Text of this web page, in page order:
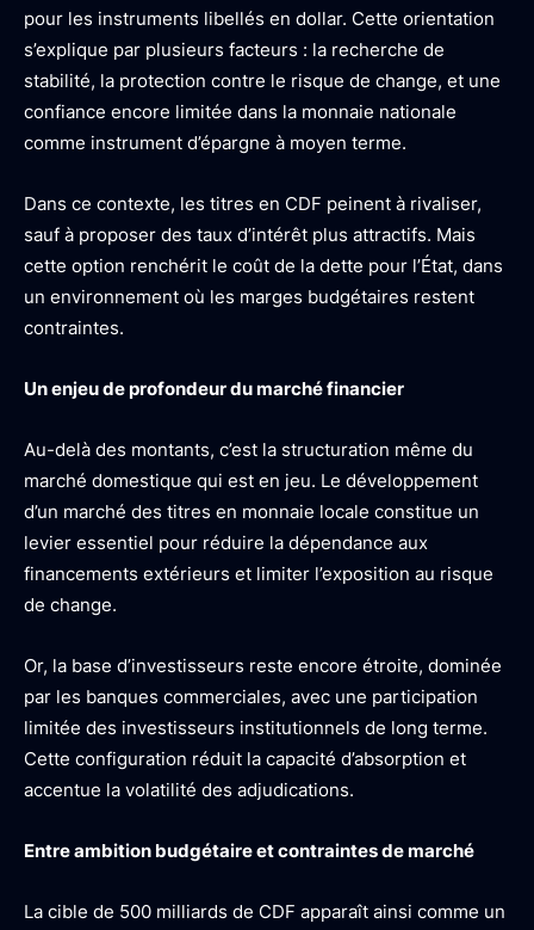
pour les instruments libellés en dollar. Cette orientation
s’explique par plusieurs facteurs : la recherche de
stabilité, la protection contre le risque de change, et une
confiance encore limitée dans la monnaie nationale
comme instrument d’épargne à moyen terme.
Dans ce contexte, les titres en CDF peinent à rivaliser,
sauf à proposer des taux d’intérêt plus attractifs. Mais
cette option renchérit le coût de la dette pour l’État, dans
un environnement où les marges budgétaires restent
contraintes.
Un enjeu de profondeur du marché financier
Au-delà des montants, c’est la structuration même du
marché domestique qui est en jeu. Le développement
d’un marché des titres en monnaie locale constitue un
levier essentiel pour réduire la dépendance aux
financements extérieurs et limiter l’exposition au risque
de change.
Or, la base d’investisseurs reste encore étroite, dominée
par les banques commerciales, avec une participation
limitée des investisseurs institutionnels de long terme.
Cette configuration réduit la capacité d’absorption et
accentue la volatilité des adjudications.
Entre ambition budgétaire et contraintes de marché
La cible de 500 milliards de CDF apparaît ainsi comme un